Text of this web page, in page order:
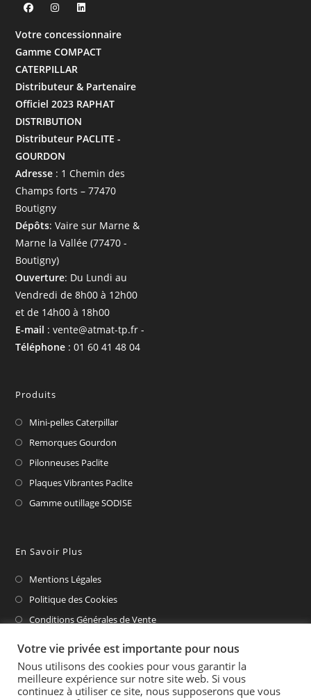
Votre concessionnaire
Gamme COMPACT
CATERPILLAR
Distributeur & Partenaire
Officiel 2023 RAPHAT
DISTRIBUTION
Distributeur PACLITE -
GOURDON
Adresse : 1 Chemin des
Champs forts – 77470
Boutigny
Dépôts: Vaire sur Marne &
Marne la Vallée (77470 -
Boutigny)
Ouverture: Du Lundi au
Vendredi de 8h00 à 12h00
et de 14h00 à 18h00
E-mail : vente@atmat-tp.fr -
Téléphone : 01 60 41 48 04
Produits
Mini-pelles Caterpillar
Remorques Gourdon
Pilonneuses Paclite
Plaques Vibrantes Paclite
Gamme outillage SODISE
En Savoir Plus
Mentions Légales
Politique des Cookies
Conditions Générales de Vente
Votre vie privée est importante pour nous
Nous utilisons des cookies pour vous garantir la
meilleure expérience sur notre site web. Si vous
continuez à utiliser ce site, nous supposerons que vous